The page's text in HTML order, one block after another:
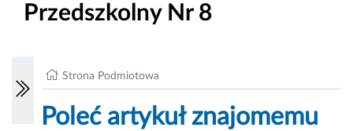
Przedszkolny Nr 8
Strona Podmiotowa
Poleć artykuł znajomemu